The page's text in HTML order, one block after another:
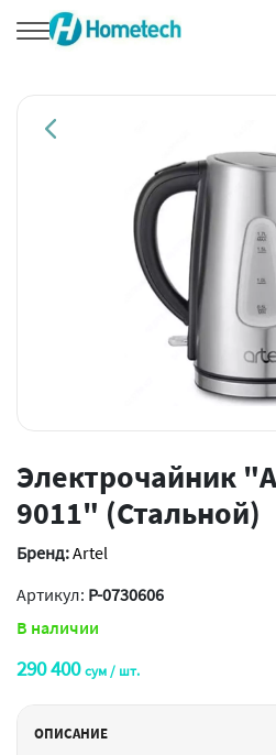
Электрочайник
9011" (Стальной)
Бренд:Artel
Артикул: P-0730606
В наличии
290 400сум / шт.
ОПИСАНИЕ